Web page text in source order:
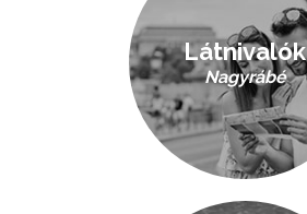
Látnivalók
Nagyrábé